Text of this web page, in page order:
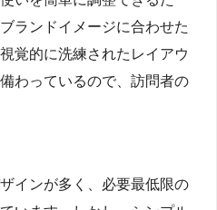
ランドイメージに合わせた
覚的に洗練されたレイアウ
わっているので、訪問者の
インが多く、必要最低限の